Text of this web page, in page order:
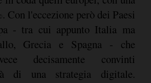
Con l'eccezione però dei Paesi
- tra cui appunto Italia ma
Grecia e Spagna - che
decisamente convinti
di una strategia digitale.